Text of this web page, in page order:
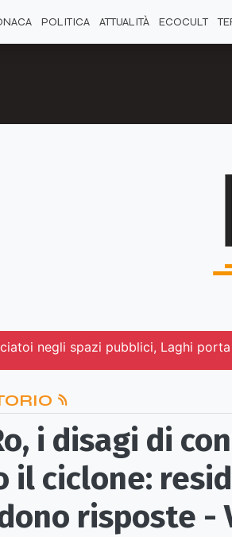
POLITICA ATTUALITÀ ECOCULT
negli spazi pubblici, Laghi
i disagi di
il ciclone:
risposte -